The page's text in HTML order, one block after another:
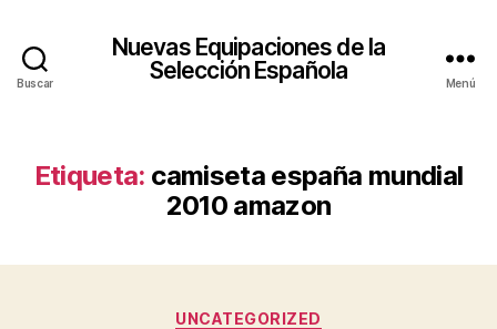
Buscar
Nuevas Equipaciones de la
Selección Española
Menú
Etiqueta: camiseta españa mundial
2010 amazon
Categorías
UNCATEGORIZED